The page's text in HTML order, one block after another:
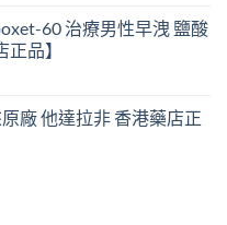
60 治療男性早洩 鹽酸
品】
廠 他達拉非 香港藥店正